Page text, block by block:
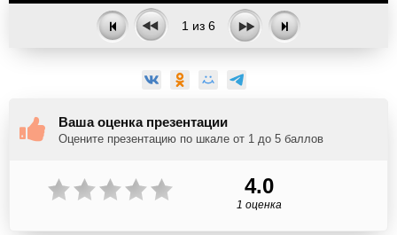
1 из 6
Ваша оценка презентации
Оцените презентацию по шкале от 1 до 5 баллов
4.0
1 оценка